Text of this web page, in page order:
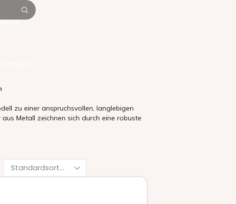
zu einer anspruchsvollen, langlebigen
Metall zeichnen sich durch eine robuste